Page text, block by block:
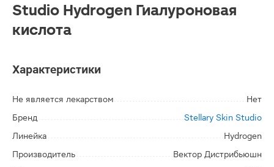
Studio Hydrogen Гиалуроновая
кислота
Характеристики
Не является лекарством
Нет
Бренд
Stellary Skin Studio
Линейка
Hydrogen
Производитель
Вектор Дистрибьюшн